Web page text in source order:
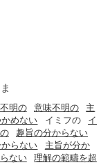
明の 意味不明の
主
めない イミフの
イ
趣旨の分からない
らない
主旨が分か
ない
理解の範疇を超